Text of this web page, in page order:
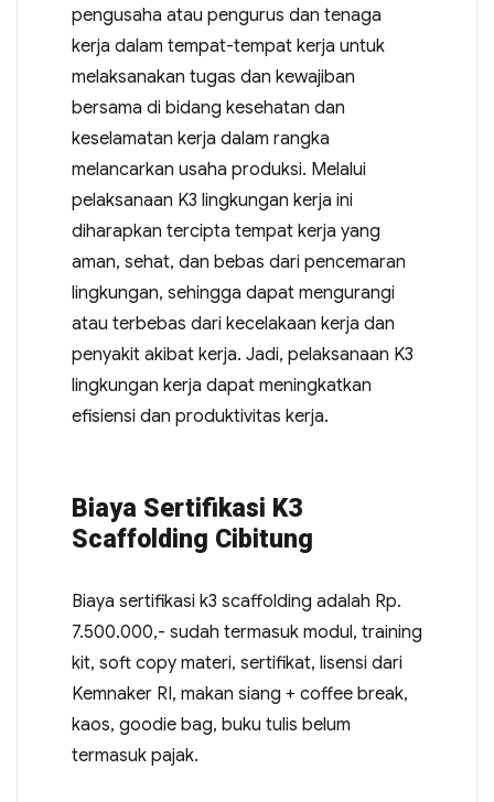
pengusaha atau pengurus dan tenaga
kerja dalam tempat-tempat kerja untuk
melaksanakan tugas dan kewajiban
bersama di bidang kesehatan dan
keselamatan kerja dalam rangka
melancarkan usaha produksi. Melalui
pelaksanaan K3 lingkungan kerja ini
diharapkan tercipta tempat kerja yang
aman, sehat, dan bebas dari pencemaran
lingkungan, sehingga dapat mengurangi
atau terbebas dari kecelakaan kerja dan
penyakit akibat kerja. Jadi, pelaksanaan K3
lingkungan kerja dapat meningkatkan
efisiensi dan produktivitas kerja.
Biaya Sertifikasi K3
Scaffolding Cibitung
Biaya sertifikasi k3 scaffolding adalah Rp.
7.500.000,- sudah termasuk modul, training
kit, soft copy materi, sertifikat, lisensi dari
Kemnaker RI, makan siang + coffee break,
kaos, goodie bag, buku tulis belum
termasuk pajak.